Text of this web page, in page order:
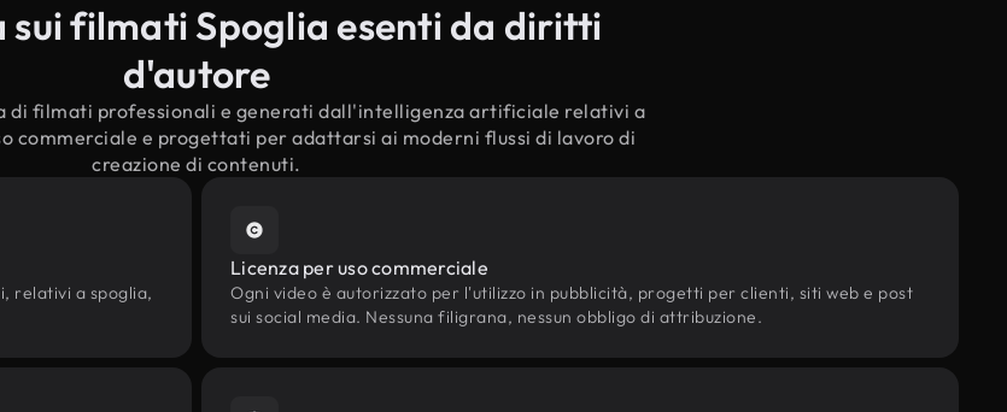
sui filmati Spoglia esenti da diritti
d'autore
di filmati professionali e generati dall'intelligenza artificiale relativi a
commerciale e progettati per adattarsi ai moderni flussi di lavoro di
creazione di contenuti.
relativi a spoglia,
Licenza per uso commerciale
Ogni video è autorizzato per l'utilizzo in pubblicità, progetti per clienti, siti web e post
sui social media. Nessuna filigrana, nessun obbligo di attribuzione.